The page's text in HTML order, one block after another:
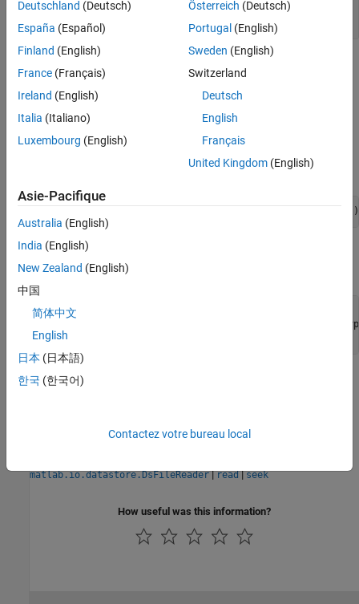
matlab.io.datastore.DsFileReader
Examples
Determine if File-Reader Object Has Data to Read
Create a file-reader object for a file, check if the file has data to
read, and then read the data.
object forairlinesmall.csv.
Check if the file has data to read using the
read the first1000characters.
if hasdata(fr)
end
Version History
matlab.io.datastore.DsFileReader|read|seek
How useful was this information?
Deutschland (Deutsch)
España (Español)
Finland (English)
France (Français)
Ireland (English)
Italia (Italiano)
Luxembourg (English)
Österreich (Deutsch)
Portugal (English)
Sweden (English)
Switzerland
Deutsch
English
Français
United Kingdom(English)
Asie-Pacifique
Australia (English)
India (English)
New Zealand (English)
中国
简体中文
English
日本 (日本語)
한국 (한국어)
Contactez votre bureau local